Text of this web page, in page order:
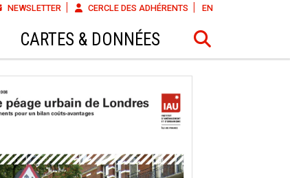
NEWSLETTER CERCLE DES ADHÉRENTS EN
CARTES & DONNÉES